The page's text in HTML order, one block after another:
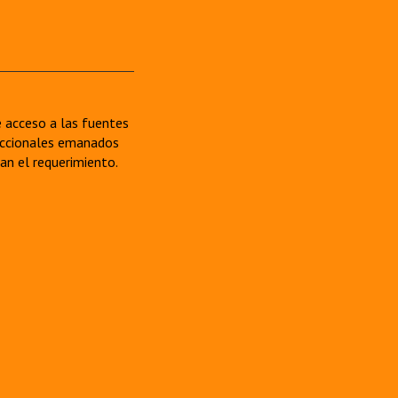
acceso a las fuentes
emanados
el requerimiento.